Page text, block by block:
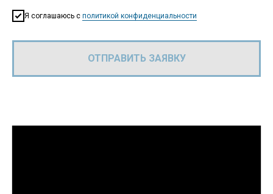
Я соглашаюсь с политикой конфиденциальности
ОТПРАВИТЬ ЗАЯВКУ